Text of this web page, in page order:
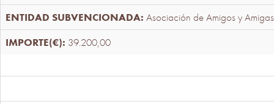
Asociación de Amigos y
39.200,00